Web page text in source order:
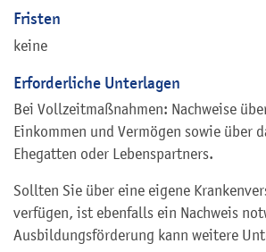
Fristen
keine
Erforderliche Unterlagen
Bei Vollzeitmaßnahmen: Nachweise
Einkommen und Vermögen sowie über
Ehegatten oder Lebenspartners.
Sollten Sie über eine eigene
verfügen, ist ebenfalls ein Nachweis
Ausbildungsförderung kann weitere